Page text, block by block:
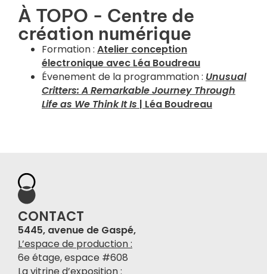
À TOPO - Centre de
création numérique
Formation : Atelier conception
électronique avec Léa Boudreau
Évenement de la programmation : Unusual
Critters: A Remarkable Journey Through
Life as We Think It Is | Léa Boudreau
CONTACT
5445, avenue de Gaspé,
L’espace de production :
6e étage, espace #608